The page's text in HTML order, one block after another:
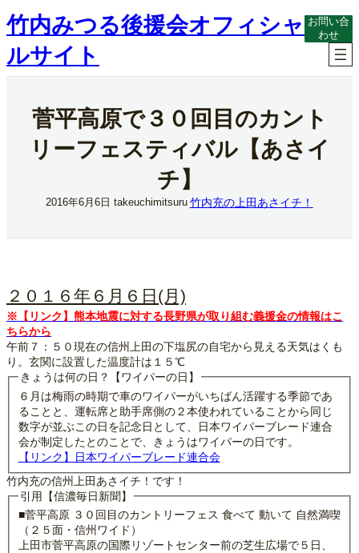
内
容
ス
キ
竹内みつる後援会オフィシャ
ルサイト
お問い合
わせ
菅平高原で３０回目のカント
リーフェスティバル【あさイ
チ】
2016年6月6日 takeuchimitsuru 竹内充の上田あさイチ！
２０１６年６月６日(月)
※【リンク】熊本地震に対する長野県が取り組む義援金の情報はこ
ちらから
午前７：５０現在の信州上田の下塩尻の自宅から見える天気はくも
り。玄関に設置した温度計は１５℃
きょうは何の日？【ワイパーの日】
６月は梅雨の時期で車のワイパーがいちばん活躍する季節であ
ることと、運転席と助手席側の２本使われていることから同じ
数字が並ぶこの日を記念日として、日本ワイパーブレード連合
会が制定したとのことで、きょうはワイパーの日です。
【リンク】日本ワイパーブレード連合会
竹内充の信州上田あさイチ！です！
引用【信濃毎日新聞】
■菅平高原 ３０回目のカントリーフェス 食べて 動いて 自然満喫
（２５面・信州ワイド）
上田市菅平高原の国際リゾートセンター前の芝生広場で５日、